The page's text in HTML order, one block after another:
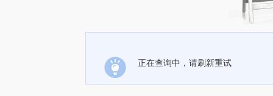
正在查询中，请刷新重试